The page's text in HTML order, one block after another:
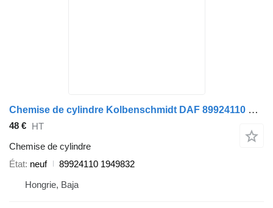
Chemise de cylindre Kolbenschmidt DAF 89924110 pour camion DAF MX13
48 €
HT
Chemise de cylindre
État neuf
89924110 1949832
Hongrie, Baja